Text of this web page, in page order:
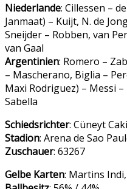
Niederlande: Cillessen –
Janmaat) – Kuijt, N. de
Sneijder – Robben, van
van Gaal
Argentinien: Romero –
– Mascherano, Biglia –
Maxi Rodriguez) – Messi
Sabella
Schiedsrichter: Cüneyt
Stadion: Arena de Sao
Zuschauer: 63267
Gelbe Karten: Martins